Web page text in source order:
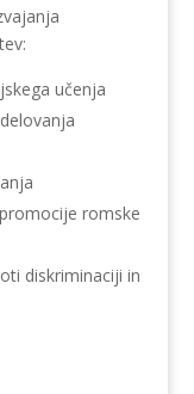
učenja
romske
diskriminaciji in